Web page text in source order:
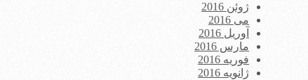
ژوئن 2016
می 2016
آوریل 2016
مارس 2016
فوریه 2016
ژانویه 2016